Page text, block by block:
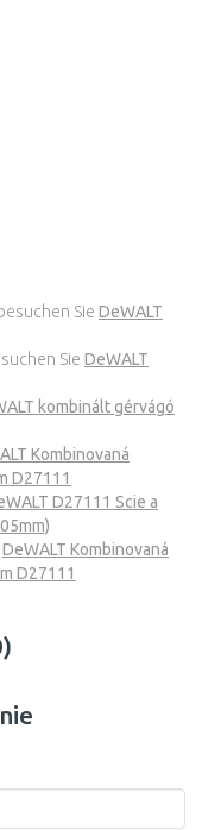
Sie DeWALT
Sie DeWALT
kombinált gérvágó
Kombinovaná
D27111
D27111 Scie a
DeWALT Kombinovaná
D27111